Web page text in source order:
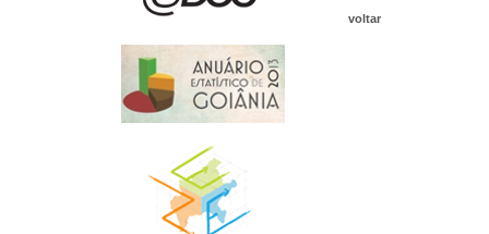
voltar